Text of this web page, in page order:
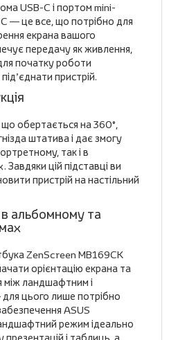
USB-C і портом mini-
— це все, що потрібно для
екрана вашого
передачу як живлення,
початку роботи
пристрій.
що обертається на 360°,
штатива і дає змогу
так і в
цій підставці ви
пристрій на настільний
альбомному та
ZenScreen MB169CK
орієнтацію екрана та
ландшафтним і
цього лише потрібно
ASUS
режим ідеально